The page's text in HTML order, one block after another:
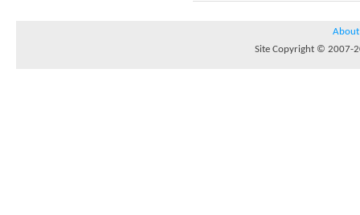
About
Site Copyright © 2007-